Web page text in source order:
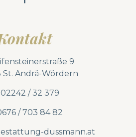
9
St. Andrä-Wördern
02242 / 32 379
/ 703 84 82
dussmann.at